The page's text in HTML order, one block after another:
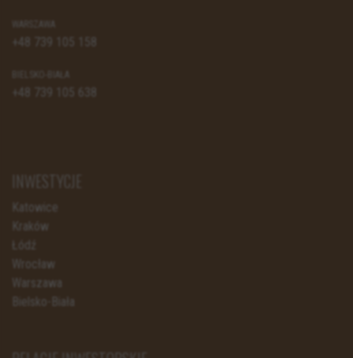
WARSZAWA
+48 739 105 158
BIELSKO-BIAŁA
+48 739 105 638
INWESTYCJE
Katowice
Kraków
Łódź
Wrocław
Warszawa
Bielsko-Biała